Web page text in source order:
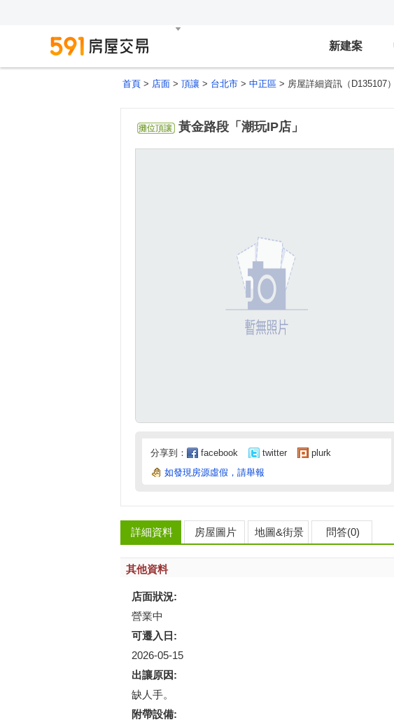
新建案
首頁 > 店面 > 頂讓 > 台北市 > 中正區 > 房屋詳細資訊（D135107）
攤位頂讓 黃金路段「潮玩IP店」
分享到： facebook twitter
plurk
如發現房源虛假，請舉報
詳細資料 房屋圖片 地圖&街景 問答(0)
其他資料
店面狀況:
營業中
可遷入日:
2026-05-15
出讓原因:
缺人手。
附帶設備: